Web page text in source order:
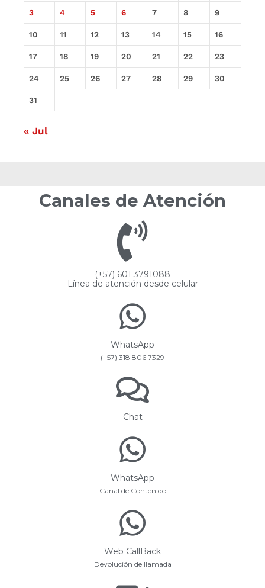
3 4 5 6 7 8 9
10 11 12 13 14 15 16
17 18 19 20 21 22 23
24 25 26 27 28 29 30
31
« Jul
Canales de Atención
(+57) 601 3791088
Línea de atención desde celular
WhatsApp
(+57) 318 806 7329
Chat
WhatsApp
Canal de Contenido
Web CallBack
Devolución de llamada